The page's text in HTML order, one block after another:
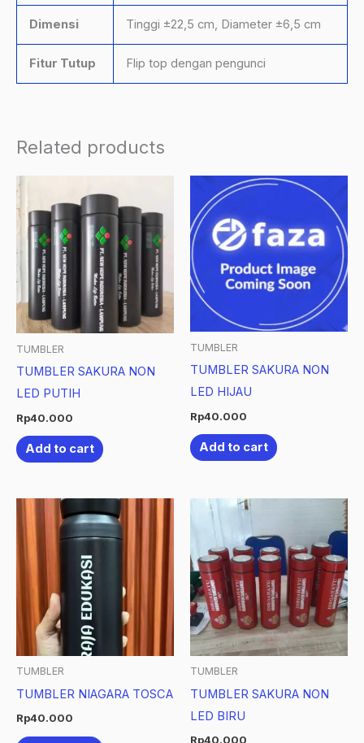
Dimensi Tinggi ±22,5 cm, Diameter ±6,5 cm
Fitur Tutup Flip top dengan pengunci
Related products
TUMBLER
TUMBLER SAKURA NON
LED PUTIH
Rp40.000
Add to cart
TUMBLER
TUMBLER SAKURA NON
LED HIJAU
Rp40.000
Add to cart
TUMBLER
TUMBLER NIAGARA TOSCA
Rp40.000
TUMBLER
TUMBLER SAKURA NON
LED BIRU
Rp40.000